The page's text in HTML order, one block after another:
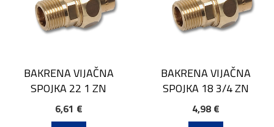
BAKRENA VIJAČNA
SPOJKA 22 1 ZN
6,61 €
BAKRENA VIJAČNA
SPOJKA 18 3/4 ZN
4,98 €